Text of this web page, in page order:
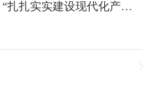
总书记的人民情怀｜“扎扎实实建设现代化产业体系”